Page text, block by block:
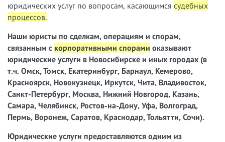
юридических услуг по вопросам, касающимся судебных
процессов.
Наши юристы по сделкам, операциям и спорам,
связанным с корпоративными спорами оказывают
юридические услуги в Новосибирске и иных городах (в
т.ч. Омск, Томск, Екатеринбург, Барнаул, Кемерово,
Красноярск, Новокузнецк, Иркутск, Чита, Владивосток,
Санкт-Петербург, Москва, Нижний Новгород, Казань,
Самара, Челябинск, Ростов-на-Дону, Уфа, Волгоград,
Пермь, Воронеж, Саратов, Краснодар, Тольятти, Сочи).
Юридические услуги предоставляются одним из